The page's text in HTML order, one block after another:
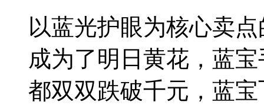
以蓝光护眼为核心卖
成为了明日黄花，蓝
都双双跌破千元，蓝